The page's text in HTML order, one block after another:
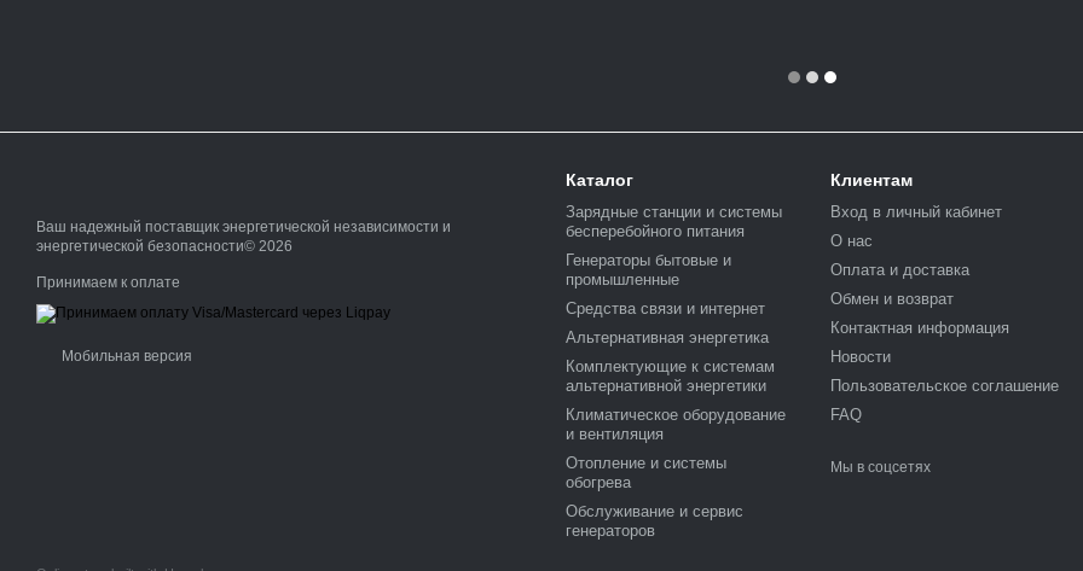
Ваш надежный поставщик энергетической независимости и
энергетической безопасности© 2026
Принимаем к оплате
Мобильная версия
Каталог
Зарядные станции и системы
бесперебойного питания
Генераторы бытовые и
промышленные
Средства связи и интернет
Альтернативная энергетика
Комплектующие к системам
альтернативной энергетики
Климатическое оборудование
и вентиляция
Отопление и системы
обогрева
Обслуживание и сервис
генераторов
Клиентам
Вход в личный кабинет
О нас
Оплата и доставка
Обмен и возврат
Контактная информация
Новости
Пользовательское соглашение
FAQ
Мы в соцсетях